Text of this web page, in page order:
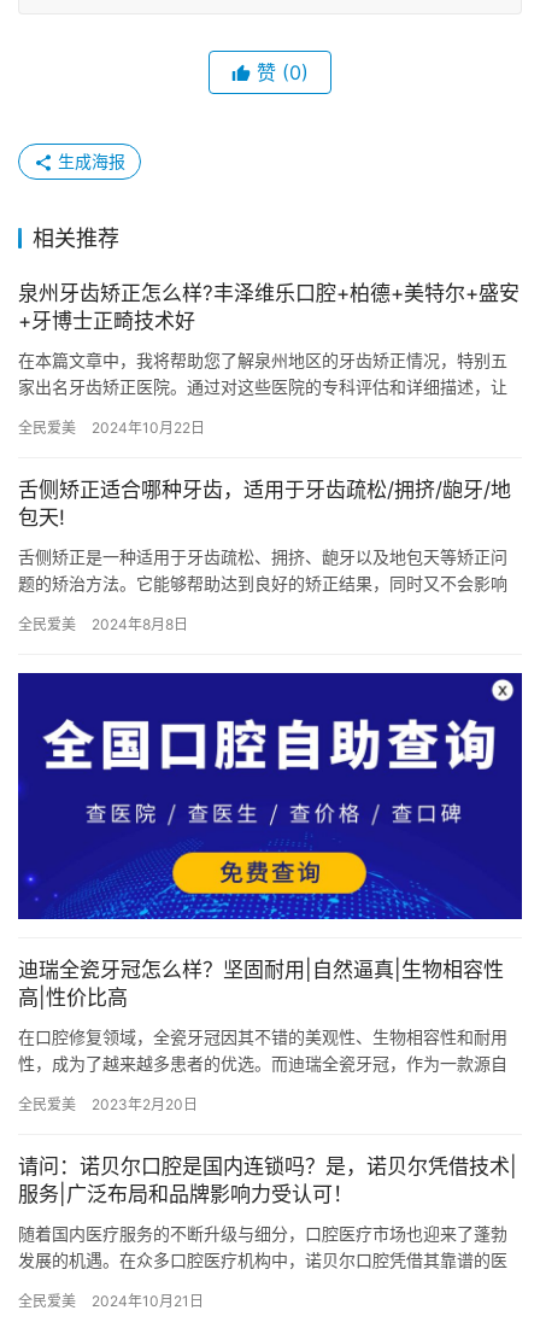
赞 (0)
生成海报
相关推荐
泉州牙齿矫正怎么样?丰泽维乐口腔+柏德+美特尔+盛安
+牙博士正畸技术好
在本篇文章中，我将帮助您了解泉州地区的牙齿矫正情况，特别五
家出名牙齿矫正医院。通过对这些医院的专科评估和详细描述，让
己或家…
全民爱美 2024年10月22日
舌侧矫正适合哪种牙齿，适用于牙齿疏松/拥挤/龅牙/地
包天!
舌侧矫正是一种适用于牙齿疏松、拥挤、龅牙以及地包天等矫正问
题的矫治方法。它能够帮助达到良好的矫正结果，同时又不会影响
错的…
全民爱美 2024年8月8日
迪瑞全瓷牙冠怎么样？坚固耐用|自然逼真|生物相容性
高|性价比高
在口腔修复领域，全瓷牙冠因其不错的美观性、生物相容性和耐用
性，成为了越来越多患者的优选。而迪瑞全瓷牙冠，作为一款源自
认可。…
全民爱美 2023年2月20日
请问：诺贝尔口腔是国内连锁吗？是，诺贝尔凭借技术|
服务|广泛布局和品牌影响力受认可！
随着国内医疗服务的不断升级与细分，口腔医疗市场也迎来了蓬勃
发展的机遇。在众多口腔医疗机构中，诺贝尔口腔凭借其靠谱的医
腔医疗…
全民爱美 2024年10月21日